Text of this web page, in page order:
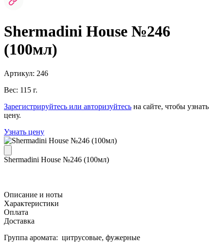
Shermadini House №246
(100мл)
Артикул: 246
Вес: 115 г.
Зарегистрируйтесь или авторизуйтесь на сайте, чтобы узнать
цену.
Узнать цену
Shermadini House №246 (100мл)
Описание и ноты
Характеристики
Оплата
Доставка
Группа аромата: цитрусовые, фужерные